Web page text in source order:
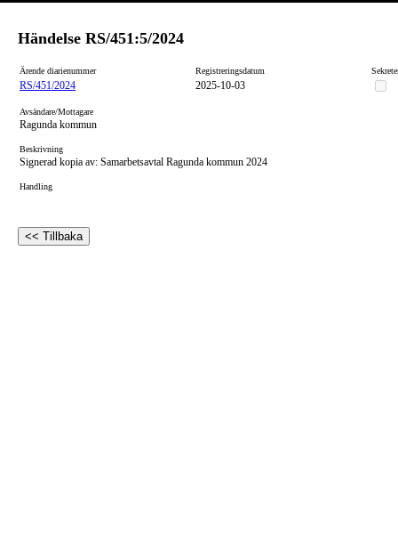
Händelse RS/451:5/2024
Ärende diarienummer Registreringsdatum
RS/451/2024 2025-10-03
Avsändare/Mottagare
Ragunda kommun
Beskrivning
Signerad kopia av: Samarbetsavtal Ragunda kommun 2024
Handling